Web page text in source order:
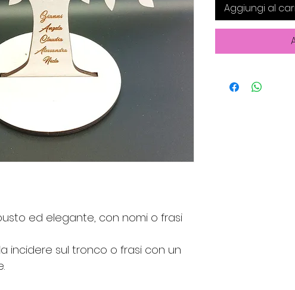
ed elegante, con nomi o frasi
incidere sul tronco o frasi con un
Aggiungi al